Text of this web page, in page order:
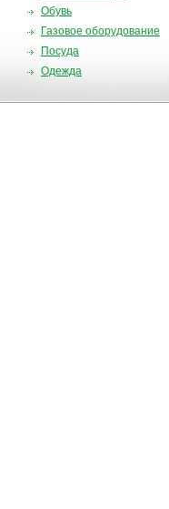
Обувь
Газовое оборудование
Посуда
Одежда